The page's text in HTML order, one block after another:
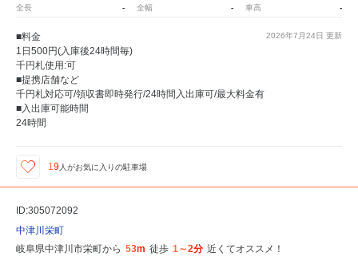
全長 - 全幅 - 車高 -
2026年7月24日 更新
■料金
1日500円(入庫後24時間毎)
千円札使用:可
■提携店舗など
千円札対応可/領収書即時発行/24時間入出庫可/最大料金有
■入出庫可能時間
24時間
19 人がお気に入りの駐車場
ID:305072092
中津川栄町
岐阜県中津川市栄町から 53m 徒歩 1～2分 近くてオススメ！